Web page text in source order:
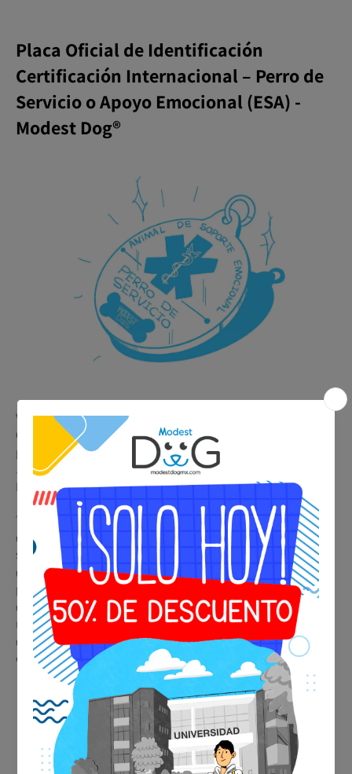
Placa Oficial de Identificación
Certificación Internacional – Perro de
Servicio o Apoyo Emocional (ESA) -
Modest Dog®️
Viaja, vive y muévete con tu perro sin barreras. Con la
Oficial Internacional de Modest Dog®️, tendrás un distintivo
premium que respalda a tu compañero como
Servicio
Animal de Apoyo Emocional (ESA)
México y el mundo.
🐾
Beneficios de tu placa ESA o de Servicio
✔️ Identificación inmediata y profesional en cualquier
situación
✔️ Aceptada en aerolíneas, hoteles, restaurantes y espacios
públicos
✔️ Respaldo legal en viviendas y condominios con
restricciones
✔️ Diseño metálico premium, duradero y elegante para el
collar o arnés
🩺 Consulta de Valoración
Psiquiátrica